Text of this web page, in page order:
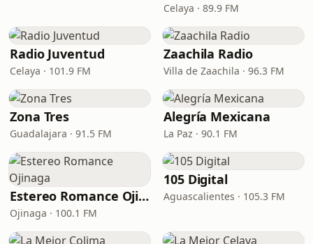
Celaya · 89.9 FM
Radio Juventud
Celaya · 101.9 FM
Zaachila Radio
Villa de Zaachila · 96.3 FM
Zona Tres
Guadalajara · 91.5 FM
Alegría Mexicana
La Paz · 90.1 FM
Estereo Romance Ojinaga
Ojinaga · 100.1 FM
105 Digital
Aguascalientes · 105.3 FM